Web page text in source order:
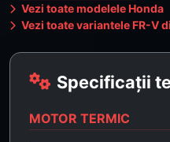
Vezi toate modelele Honda
Vezi toate variantele FR-V
Specificații
MOTOR TERMIC